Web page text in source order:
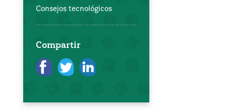
Consejos tecnológicos
Compartir